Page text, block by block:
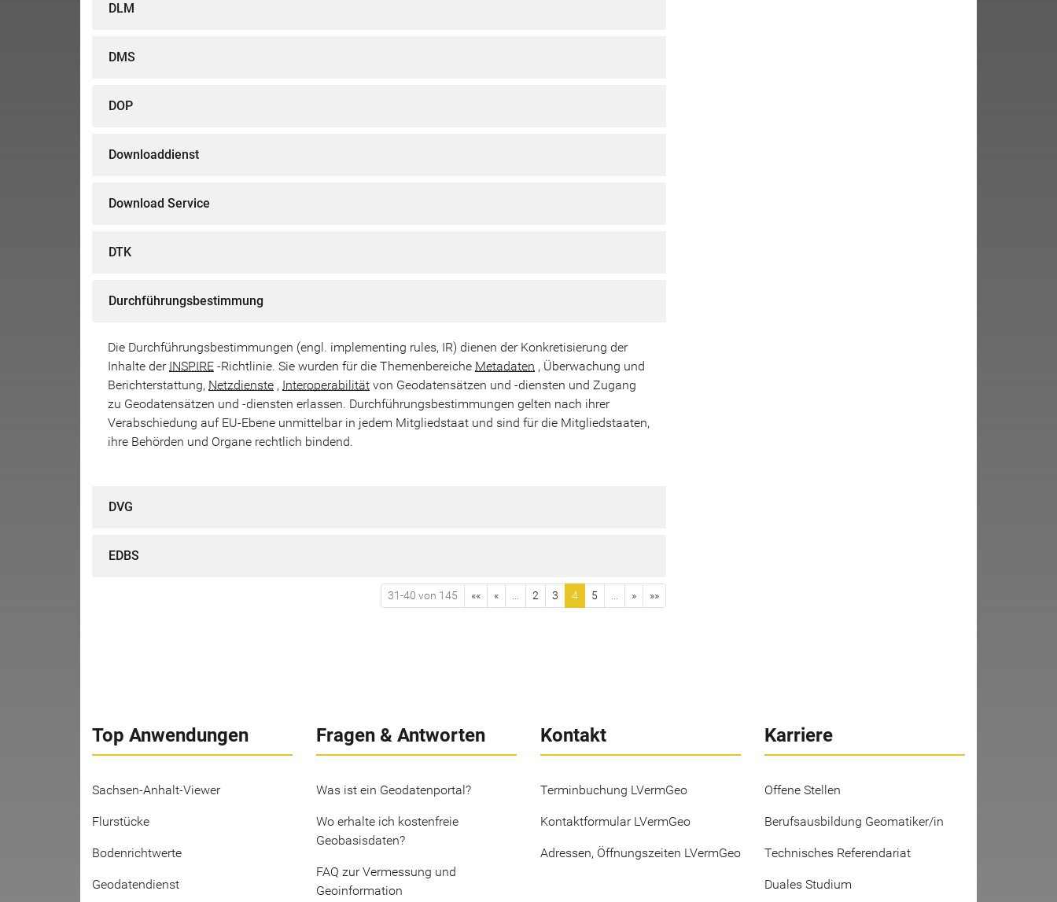
DLM
DMS
DOP
Downloaddienst
Download Service
DTK
Durchführungsbestimmung
Die Durchführungsbestimmungen (engl. implementing rules, IR) dienen der Konkretisierung der
Inhalte der INSPIRE -Richtlinie. Sie wurden für die Themenbereiche Metadaten , Überwachung und
Berichterstattung, Netzdienste , Interoperabilität von Geodatensätzen und -diensten und Zugang
zu Geodatensätzen und -diensten erlassen. Durchführungsbestimmungen gelten nach ihrer
Verabschiedung auf EU-Ebene unmittelbar in jedem Mitgliedstaat und sind für die Mitgliedstaaten,
ihre Behörden und Organe rechtlich bindend.
DVG
EDBS
31-40 von 145 «« « 2 3 4 5 » »»
Top Anwendungen
Sachsen-Anhalt-Viewer
Flurstücke
Bodenrichtwerte
Geodatendienst
Fragen & Antworten
Was ist ein Geodatenportal?
Wo erhalte ich kostenfreie
Geobasisdaten?
FAQ zur Vermessung und
Geoinformation
Kontakt
Terminbuchung LVermGeo
Kontaktformular LVermGeo
Adressen, Öffnungszeiten LVermGeo
Karriere
Offene Stellen
Berufsausbildung Geomatiker/in
Technisches Referendariat
Duales Studium